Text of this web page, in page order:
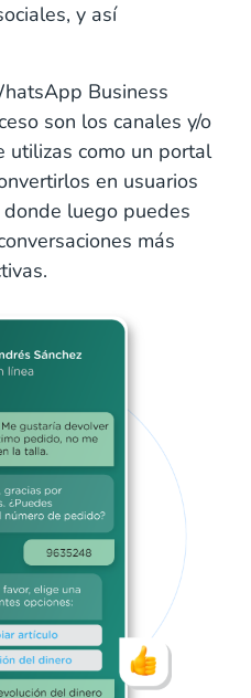
y así
Business
son los canales y/o
utilizas como un portal
en usuarios
luego puedes
más